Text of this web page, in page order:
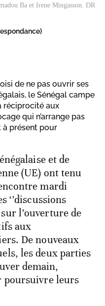
Ba et Irene Mingasson. DR
de ne pas ouvrir ses
le Sénégal campe
réciprocité aux
qui n’arrange pas
présent pour
et de
(UE) ont tenu
mardi
‘’discussions
l’ouverture de
aux
De nouveaux
les deux parties
demain,
poursuivre leurs